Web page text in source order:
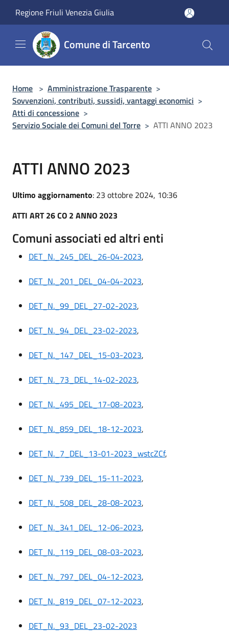
Regione Friuli Venezia Giulia
Comune di Tarcento
Home > Amministrazione Trasparente >
Sovvenzioni, contributi, sussidi, vantaggi economici >
Atti di concessione >
Servizio Sociale dei Comuni del Torre > ATTI ANNO 2023
ATTI ANNO 2023
Ultimo aggiornamento: 23 ottobre 2024, 10:36
ATTI ART 26 CO 2 ANNO 2023
Comuni associati ed altri enti
DET_N._245_DEL_26-04-2023,
DET_N._201_DEL_04-04-2023,
DET_N._99_DEL_27-02-2023,
DET_N._94_DEL_23-02-2023,
DET_N._147_DEL_15-03-2023,
DET_N._73_DEL_14-02-2023,
DET_N._495_DEL_17-08-2023,
DET_N._859_DEL_18-12-2023,
DET_N._7_DEL_13-01-2023_wstcZCf,
DET_N._739_DEL_15-11-2023,
DET_N._508_DEL_28-08-2023,
DET_N._341_DEL_12-06-2023,
DET_N._119_DEL_08-03-2023,
DET_N._797_DEL_04-12-2023,
DET_N._819_DEL_07-12-2023,
DET_N._93_DEL_23-02-2023